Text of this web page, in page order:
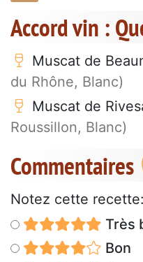
Accord vin :
Muscat de
du Rhône, Blanc)
Muscat de
Roussillon, Blanc)
Commentaires
Notez cette recette:
Très
Bon